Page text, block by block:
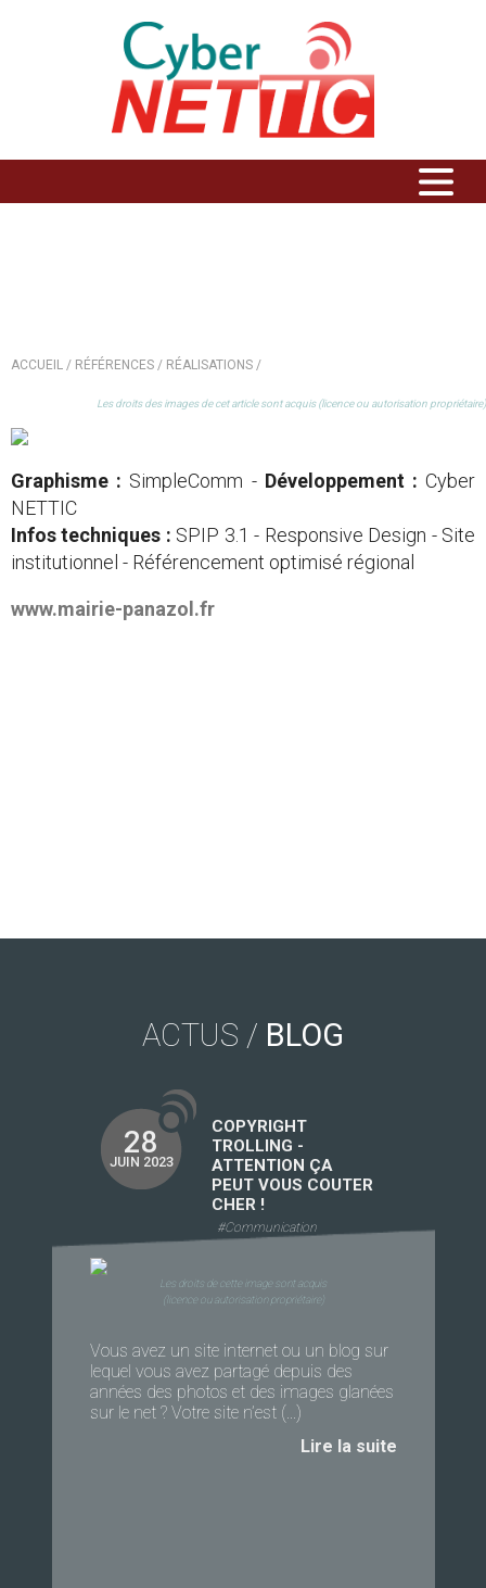
ACCUEIL / RÉFÉRENCES / RÉALISATIONS /
Les droits des images de cet article sont acquis (licence ou autorisation propriétaire)
Graphisme : SimpleComm - Développement : Cyber
NETTIC
Infos techniques : SPIP 3.1 - Responsive Design - Site
institutionnel - Référencement optimisé régional
www.mairie-panazol.fr
ACTUS / BLOG
28
JUIN 2023
COPYRIGHT
TROLLING -
ATTENTION ÇA
PEUT VOUS COUTER
CHER !
#Communication
Les droits de cette image sont acquis
(licence ou autorisation propriétaire)
Vous avez un site internet ou un blog sur
lequel vous avez partagé depuis des
années des photos et des images glanées
sur le net ? Votre site n’est (...)
Lire la suite